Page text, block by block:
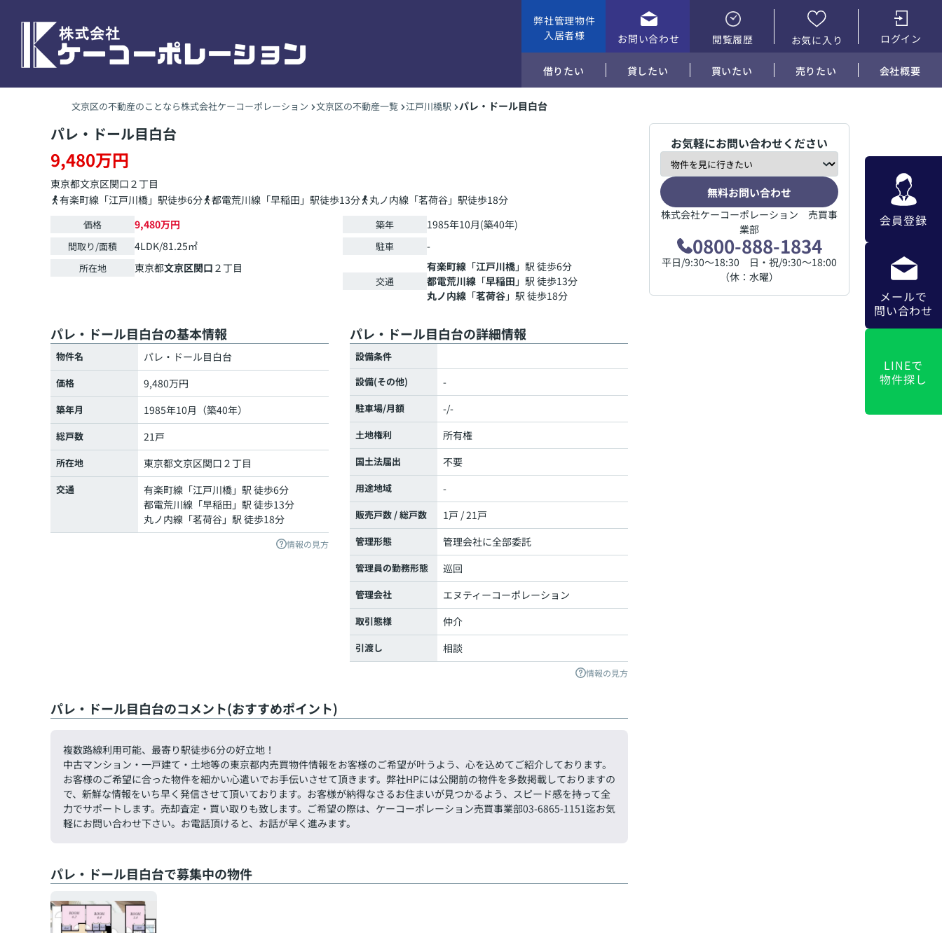
弊社管理物件
入居者様
お問い合わせ 閲覧履歴 お気に入り ログイン
借りたい 貸したい 買いたい 売りたい 会社概要
会員登録
メールで
問い合わせ
LINEで
物件探し
文京区の不動産のことなら株式会社ケーコーポレーション 文京区の不動産一覧 江戸川橋駅 パレ・ドール目白台
パレ・ドール目白台
9,480万円
東京都文京区関口 ２丁目
有楽町線「江戸川橋」駅徒歩6分
都電荒川線「早稲田」駅徒歩13分 丸ノ内線「茗荷谷」駅徒歩18分
価格 9,480万円
間取り/面積 4LDK/81.25㎡
所在地 東京都文京区関口 ２丁目
築年 1985年10月(築40年)
駐車 -
交通
有楽町線 「江戸川橋」駅 徒歩6分
都電荒川線 「早稲田 」駅 徒歩13分
丸ノ内線 「茗荷谷」駅 徒歩18分
パレ・ドール目白台の基本情報
物件名 パレ・ドール目白台
価格 9,480万円
築年月 1985年10月（築40年）
総戸数 21戸
所在地 東京都文京区関口 ２丁目
交通 有楽町線 「江戸川橋」駅 徒歩6分
都電荒川線 「早稲田 」駅 徒歩13分
丸ノ内線 「茗荷谷」駅 徒歩18分
情報の見方
パレ・ドール目白台の詳細情報
設備条件
設備(その他)
-
駐車場/月額 -/-
土地権利 所有権
国土法届出 不要
用途地域 -
販売戸数 / 総戸数 1戸 / 21戸
管理形態 管理会社に全部委託
管理員の勤務形態 巡回
管理会社 エヌティーコーポレーション
取引態様 仲介
引渡し 相談
情報の見方
パレ・ドール目白台のコメント(おすすめポイント)
複数路線利用可能、最寄り駅徒歩6分の好立地！
中古マンション・一戸建て・土地等の東京都内売買物件情報をお客様のご希望が叶うよう、心を込めてご紹介しております。
お客様のご希望に合った物件を細かい心遣いでお手伝いさせて頂きます。弊社HPには公開前の物件を多数掲載しておりますの
で、新鮮な情報をいち早く発信させて頂いております。お客様が納得なさるお住まいが見つかるよう、スピード感を持って全
力でサポートします。売却査定・買い取りも致します。ご希望の際は、ケーコーポレーション売買事業部03-6865-1151迄お気
軽にお問い合わせ下さい。お電話頂けると、お話が早く進みます。
パレ・ドール目白台で募集中の物件
お気軽にお問い合わせください
無料お問い合わせ
株式会社ケーコーポレーション 売買事
業部
0800-888-1834
平日/9:30～18:30 日・祝/9:30～18:00
（休：水曜）